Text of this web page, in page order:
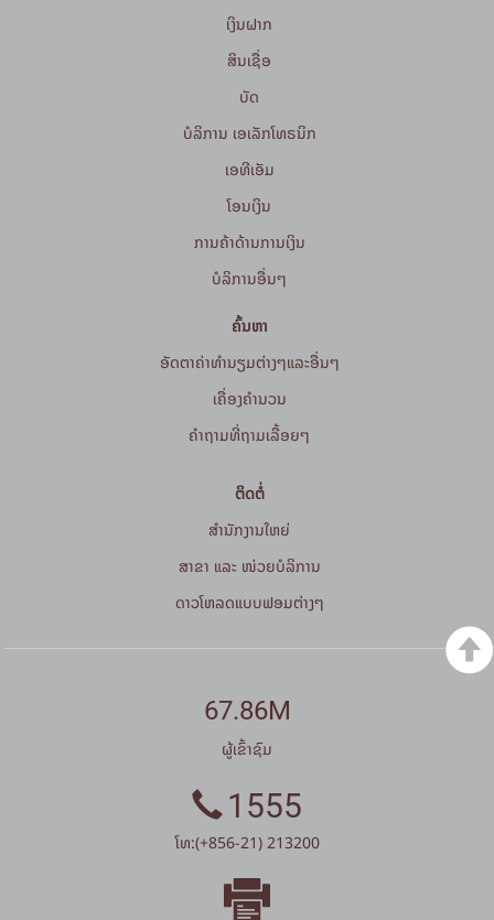
ເງິນຝາກ
ສິນເຊື່ອ
ບັດ
ບໍລິການ ເອເລັກໂທຣນິກ
ເອທີເອັມ
ໂອນເງິນ
ການຄ້າດ້ານການເງິນ
ບໍລິການອື່ນໆ
ຄົ້ນຫາ
ອັດຕາຄ່າທຳນຽມຕ່າງໆແລະອື່ນໆ
ເຄື່ອງຄຳນວນ
ຄໍາຖາມທີ່ຖາມເລື້ອຍໆ
ຕິດຕໍ່
ສໍານັກງານໃຫຍ່
ສາຂາ ແລະ ໜ່ວຍບໍລິການ
ດາວໂຫລດແບບຟອມຕ່າງໆ
67.86M
ຜູ້ເຂົ້າຊົມ
1555
ໂທ:(+856-21) 213200